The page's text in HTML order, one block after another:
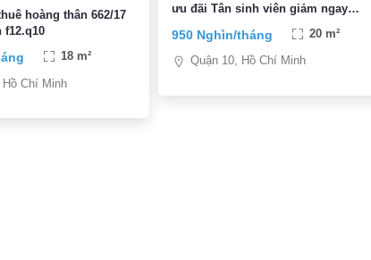
hoàng thân 662/17
f12.q10
18 m²
Chí Minh
ưu đãi Tân sinh viên giảm ngay
950 Nghìn/tháng 20 m²
Quận 10, Hồ Chí Minh